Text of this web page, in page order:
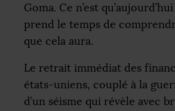
Goma. Ce n’est
prend le temps de
que cela aura.
Le retrait immédiat des
états-uniens, couplé à la
d’un séisme qui révèle avec